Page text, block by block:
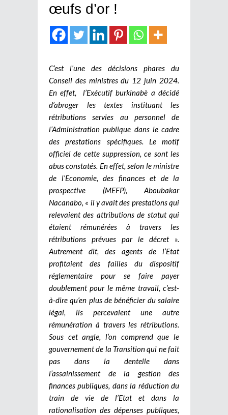
œufs d’or !
C’est l’une des décisions phares du
Conseil des ministres du 12 juin 2024.
En effet, l’Exécutif burkinabè a décidé
d’abroger les textes instituant les
rétributions servies au personnel de
l’Administration publique dans le cadre
des prestations spécifiques. Le motif
officiel de cette suppression, ce sont les
abus constatés. En effet, selon le ministre
de l’Economie, des finances et de la
prospective (MEFP), Aboubakar
Nacanabo, « il y avait des prestations qui
relevaient des attributions de statut qui
étaient rémunérées à travers les
rétributions prévues par le décret ».
Autrement dit, des agents de l’Etat
profitaient des failles du dispositif
réglementaire pour se faire payer
doublement pour le même travail, c’est-
à-dire qu’en plus de bénéficier du salaire
légal, ils percevaient une autre
rémunération à travers les rétributions.
Sous cet angle, l’on comprend que le
gouvernement de la Transition qui ne fait
pas dans la dentelle dans
l’assainissement de la gestion des
finances publiques, dans la réduction du
train de vie de l’Etat et dans la
rationalisation des dépenses publiques,